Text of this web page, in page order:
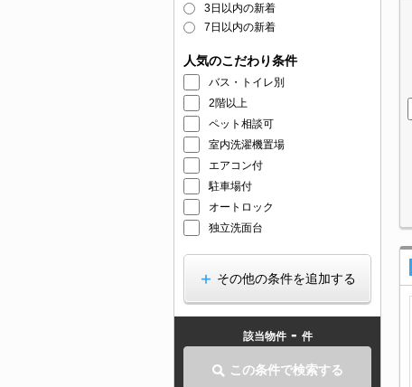
3日以内の新着
7日以内の新着
人気のこだわり条件
バス・トイレ別
2階以上
ペット相談可
室内洗濯機置場
エアコン付
駐車場付
オートロック
独立洗面台
その他の条件を追加する
該当物件 - 件
この条件で検索する